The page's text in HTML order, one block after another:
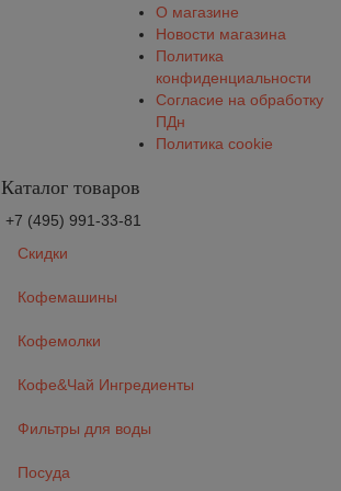
О магазине
Новости магазина
Политика
конфиденциальности
Согласие на обработку
ПДн
Политика cookie
Каталог товаров
+7 (495) 991-33-81
Скидки
Кофемашины
Кофемолки
Кофе&Чай Ингредиенты
Фильтры для воды
Посуда